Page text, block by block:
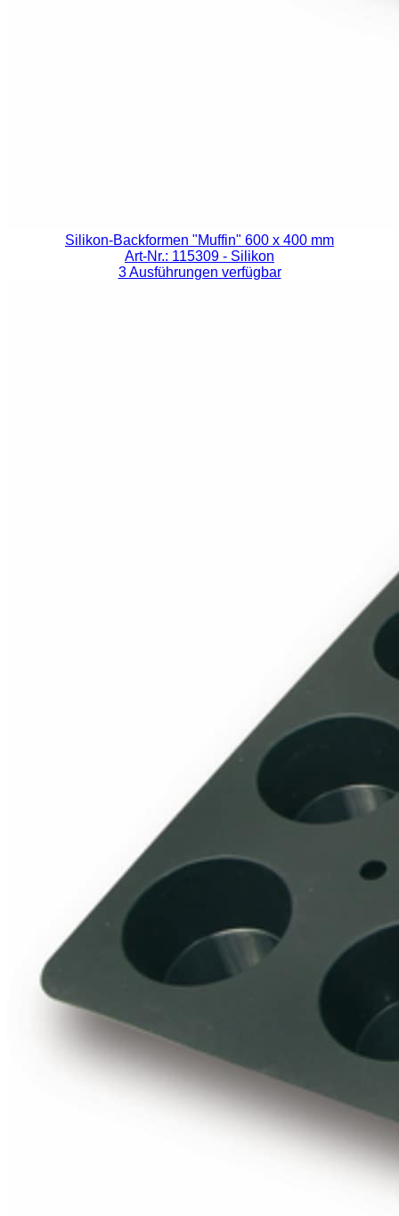
Silikon-Backformen "Muffin" 600 x 400 mm
Art-Nr.: 115309 - Silikon
3 Ausführungen verfügbar